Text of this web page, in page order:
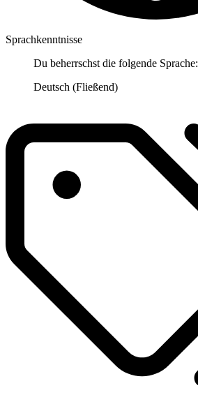
Sprachkenntnisse
Du beherrschst die folgende Sprache:
Deutsch (Fließend)